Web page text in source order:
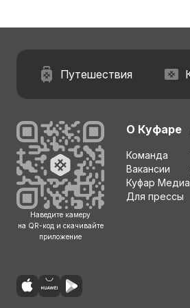
Путешествия
Наведите камеру
на QR-код и скачивайте
приложение
О Куфаре
Команда
Вакансии
Куфар Медиа
Для прессы